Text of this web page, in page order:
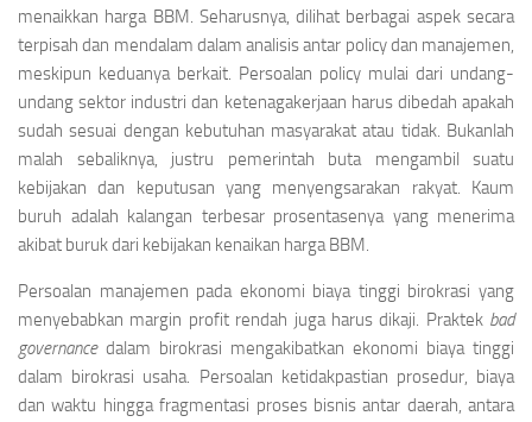
menaikkan harga BBM. Seharusnya, dilihat berbagai aspek secara
terpisah dan mendalam dalam analisis antar policy dan manajemen,
meskipun keduanya berkait. Persoalan policy mulai dari undang-
undang sektor industri dan ketenagakerjaan harus dibedah apakah
sudah sesuai dengan kebutuhan masyarakat atau tidak. Bukanlah
malah sebaliknya, justru pemerintah buta mengambil suatu
kebijakan dan keputusan yang menyengsarakan rakyat. Kaum
buruh adalah kalangan terbesar prosentasenya yang menerima
akibat buruk dari kebijakan kenaikan harga BBM.
Persoalan manajemen pada ekonomi biaya tinggi birokrasi yang
menyebabkan margin profit rendah juga harus dikaji. Praktek bad
governancedalam birokrasi mengakibatkan ekonomi biaya tinggi
dalam birokrasi usaha. Persoalan ketidakpastian prosedur, biaya
dan waktu hingga fragmentasi proses bisnis antar daerah, antara